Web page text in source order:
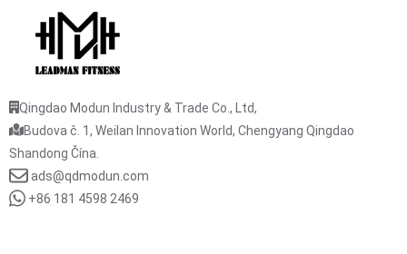
Qingdao Modun Industry & Trade Co., Ltd,
Budova č. 1, Weilan Innovation World, Chengyang Qingdao
Shandong Čína.
ads@qdmodun.com
+86 181 4598 2469